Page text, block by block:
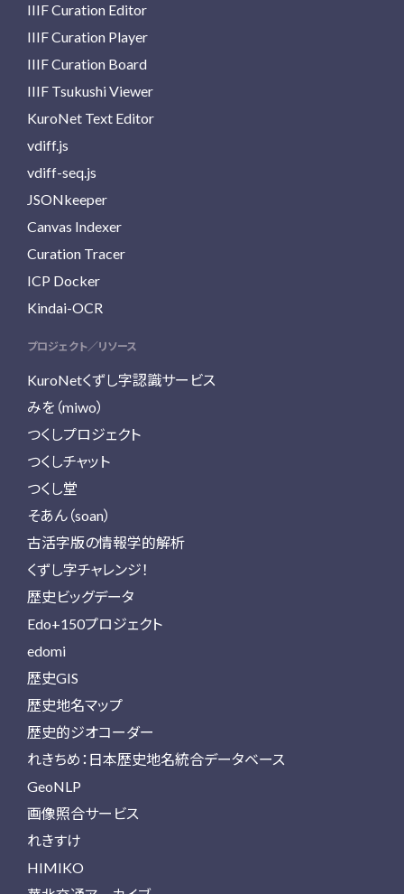
IIIF Curation Editor
IIIF Curation Player
IIIF Curation Board
IIIF Tsukushi Viewer
KuroNet Text Editor
vdiff.js
vdiff-seq.js
JSONkeeper
Canvas Indexer
Curation Tracer
ICP Docker
Kindai-OCR
プロジェクト／リソース
KuroNetくずし字認識サービス
みを（miwo）
つくしプロジェクト
つくしチャット
つくし堂
そあん（soan）
古活字版の情報学的解析
くずし字チャレンジ！
歴史ビッグデータ
Edo+150プロジェクト
edomi
歴史GIS
歴史地名マップ
歴史的ジオコーダー
れきちめ：日本歴史地名統合データベース
GeoNLP
画像照合サービス
れきすけ
HIMIKO